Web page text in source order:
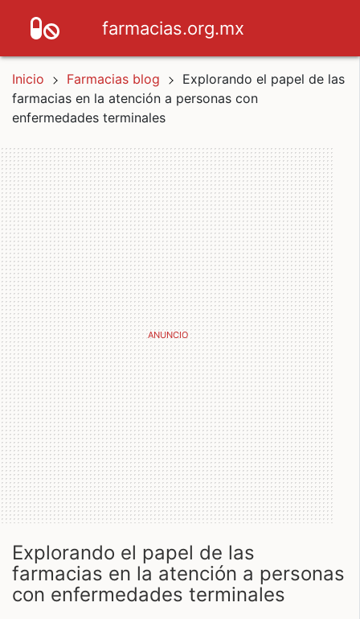
farmacias.org.mx
Inicio Farmacias blog
Explorando el papel de las
farmacias en la atención a personas con
enfermedades terminales
explorando el papel de las
farmacias en la atención a personas
con enfermedades terminales